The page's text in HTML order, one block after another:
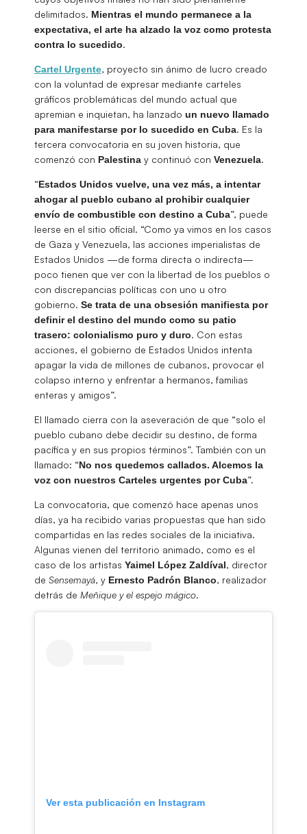
delimitados. Mientras el mundo permanece a la
expectativa, el arte ha alzado la voz como protesta
contra lo sucedido.
Cartel Urgente, proyecto sin ánimo de lucro creado
con la voluntad de expresar mediante carteles
gráficos problemáticas del mundo actual que
apremian e inquietan, ha lanzado un nuevo llamado
para manifestarse por lo sucedido en Cuba. Es la
tercera convocatoria en su joven historia, que
comenzó con Palestina y continuó con Venezuela.
“Estados Unidos vuelve, una vez más, a intentar
ahogar al pueblo cubano al prohibir cualquier
envío de combustible con destino a Cuba”, puede
leerse en el sitio oficial. “Como ya vimos en los casos
de Gaza y Venezuela, las acciones imperialistas de
Estados Unidos —de forma directa o indirecta—
poco tienen que ver con la libertad de los pueblos o
con discrepancias políticas con uno u otro
gobierno. Se trata de una obsesión manifiesta por
definir el destino del mundo como su patio
trasero: colonialismo puro y duro. Con estas
acciones, el gobierno de Estados Unidos intenta
apagar la vida de millones de cubanos, provocar el
colapso interno y enfrentar a hermanos, familias
enteras y amigos”.
El llamado cierra con la aseveración de que “solo el
pueblo cubano debe decidir su destino, de forma
pacífica y en sus propios términos”. También con un
llamado: “No nos quedemos callados. Alcemos la
voz con nuestros Carteles urgentes por Cuba”.
La convocatoria, que comenzó hace apenas unos
días, ya ha recibido varias propuestas que han sido
compartidas en las redes sociales de la iniciativa.
Algunas vienen del territorio animado, como es el
caso de los artistas Yaimel López Zaldíval, director
de Sensemayá, y Ernesto Padrón Blanco, realizador
detrás de Meñique y el espejo mágico.
Ver esta publicación en Instagram